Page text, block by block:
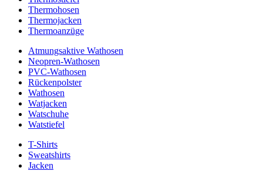
Thermohosen
Thermojacken
Thermoanzüge
Atmungsaktive Wathosen
Neopren-Wathosen
PVC-Wathosen
Rückenpolster
Wathosen
Watjacken
Watschuhe
Watstiefel
T-Shirts
Sweatshirts
Jacken